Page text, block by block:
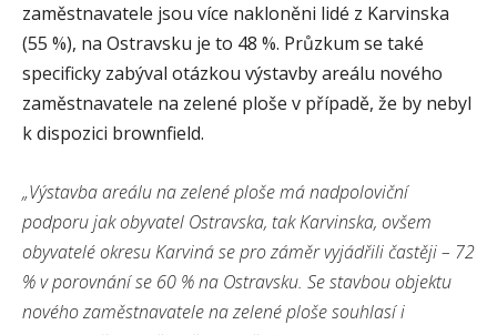
zaměstnavatele jsou více nakloněni lidé z Karvinska
(55 %), na Ostravsku je to 48 %. Průzkum se také
specificky zabýval otázkou výstavby areálu nového
zaměstnavatele na zelené ploše v případě, že by nebyl
k dispozici brownfield.
„Výstavba areálu na zelené ploše má nadpoloviční
podporu jak obyvatel Ostravska, tak Karvinska, ovšem
obyvatelé okresu Karviná se pro záměr vyjádřili častěji – 72
% v porovnání se 60 % na Ostravsku. Se stavbou objektu
nového zaměstnavatele na zelené ploše souhlasí i